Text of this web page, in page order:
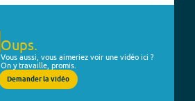
Oups.
Vous aussi, vous aimeriez voir une vidéo ici ?
On y travaille, promis.
Demander la vidéo